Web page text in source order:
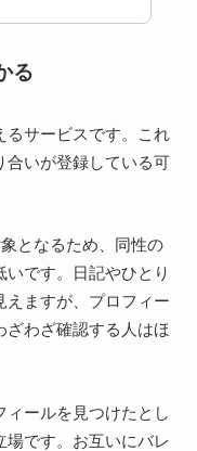
る
るサービスです。これ
合いが登録している可
となるため、同性の
です。日記やひとり
えますが、プロフィー
ざわざ確認する人はほ
ィールを見つけたとし
です。お互いにバレ